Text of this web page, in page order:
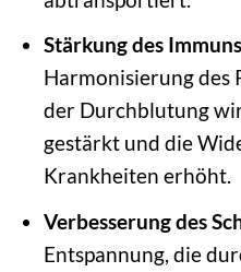
Stärkung des
Harmonisierung des
der Durchblutung
gestärkt und die
Krankheiten erhöht.
Verbesserung des
Entspannung, die